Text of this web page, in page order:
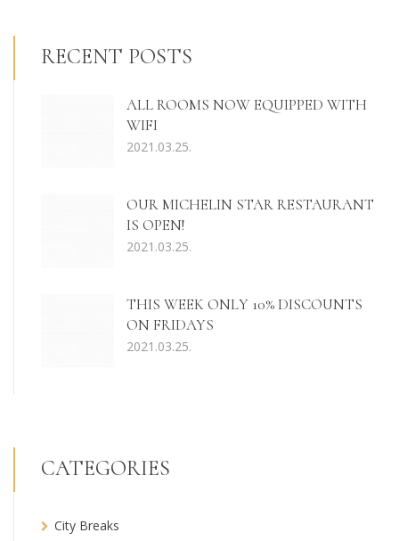
RECENT POSTS
ALL ROOMS NOW EQUIPPED WITH
WIFI
2021.03.25.
OUR MICHELIN STAR RESTAURANT
IS OPEN!
2021.03.25.
THIS WEEK ONLY 10% DISCOUNTS
ON FRIDAYS
2021.03.25.
CATEGORIES
City Breaks